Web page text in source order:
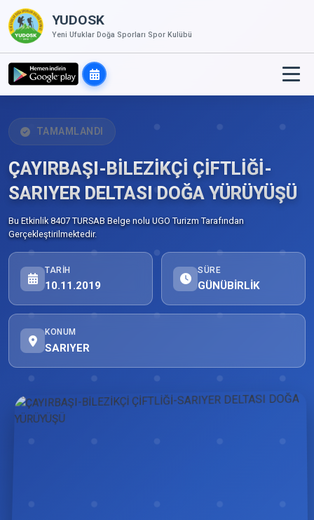
YUDOSK
Yeni Ufuklar Doğa Sporları Spor Kulübü
TAMAMLANDI
ÇAYIRBAŞI-BİLEZİKÇİ ÇİFTLİĞİ-
SARIYER DELTASI DOĞA YÜRÜYÜŞÜ
Bu Etkinlik 8407 TURSAB Belge nolu UGO Turizm Tarafından
Gerçekleştirilmektedir.
TARIH
10.11.2019
SÜRE
GÜNÜBİRLİK
KONUM
SARIYER